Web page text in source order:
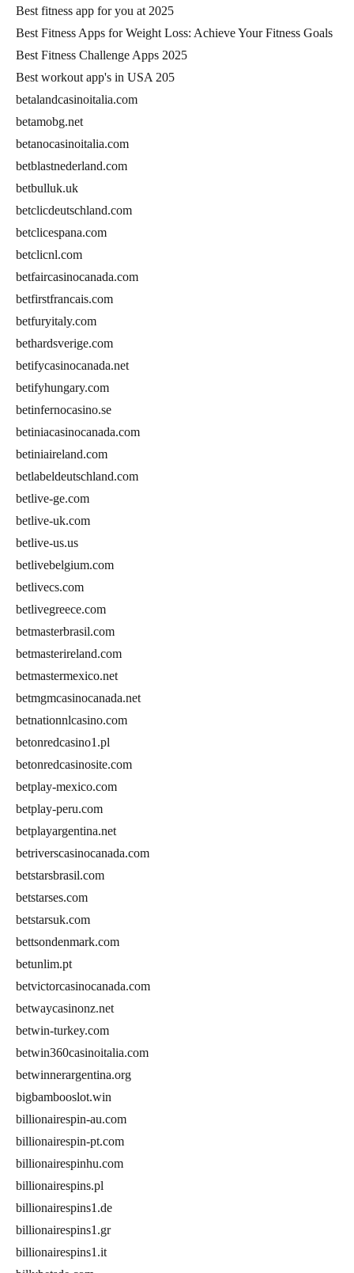
Best fitness app for you at 2025
Best Fitness Apps for Weight Loss: Achieve Your Fitness Goals
Best Fitness Challenge Apps 2025
Best workout app's in USA 205
betalandcasinoitalia.com
betamobg.net
betanocasinoitalia.com
betblastnederland.com
betbulluk.uk
betclicdeutschland.com
betclicespana.com
betclicnl.com
betfaircasinocanada.com
betfirstfrancais.com
betfuryitaly.com
bethardsverige.com
betifycasinocanada.net
betifyhungary.com
betinfernocasino.se
betiniacasinocanada.com
betiniaireland.com
betlabeldeutschland.com
betlive-ge.com
betlive-uk.com
betlive-us.us
betlivebelgium.com
betlivecs.com
betlivegreece.com
betmasterbrasil.com
betmasterireland.com
betmastermexico.net
betmgmcasinocanada.net
betnationnlcasino.com
betonredcasino1.pl
betonredcasinosite.com
betplay-mexico.com
betplay-peru.com
betplayargentina.net
betriverscasinocanada.com
betstarsbrasil.com
betstarses.com
betstarsuk.com
bettsondenmark.com
betunlim.pt
betvictorcasinocanada.com
betwaycasinonz.net
betwin-turkey.com
betwin360casinoitalia.com
betwinnerargentina.org
bigbambooslot.win
billionairespin-au.com
billionairespin-pt.com
billionairespinhu.com
billionairespins.pl
billionairespins1.de
billionairespins1.gr
billionairespins1.it